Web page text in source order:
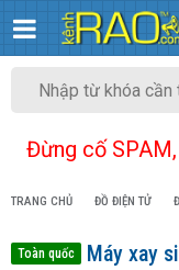
Đừng cố
TRANG CHỦ ĐỒ ĐIỆN TỬ
Toàn quốc
Máy xay